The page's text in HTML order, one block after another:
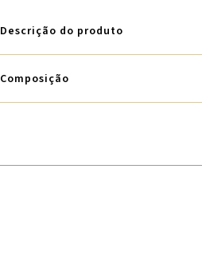
Descrição do produto
Composição